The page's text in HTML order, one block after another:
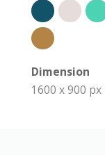
Dimension
1600 x 900 px